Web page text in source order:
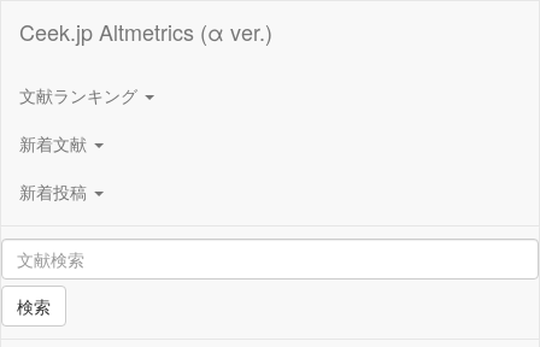
Ceek.jp Altmetrics (α ver.)
文献ランキング
新着文献
新着投稿
検索